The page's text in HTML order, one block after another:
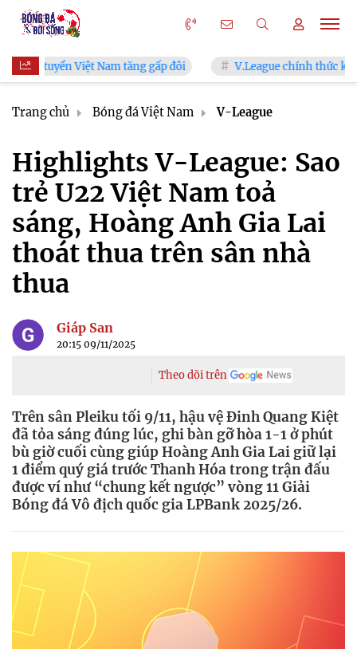
Việt Nam tăng gấp đôi V.League chính thức khoác "áo
Trang chủ Bóng đá Việt Nam V-League
Highlights V-League: Sao
trẻ U22 Việt Nam toả
sáng, Hoàng Anh Gia Lai
thoát thua trên sân nhà
thua
Giáp San
20:15 09/11/2025
Theo dõi trên
Trên sân Pleiku tối 9/11, hậu vệ Đinh Quang Kiệt
đã tỏa sáng đúng lúc, ghi bàn gỡ hòa 1-1 ở phút
bù giờ cuối cùng giúp Hoàng Anh Gia Lai giữ lại
1 điểm quý giá trước Thanh Hóa trong trận đấu
được ví như “chung kết ngược” vòng 11 Giải
Bóng đá Vô địch quốc gia LPBank 2025/26.